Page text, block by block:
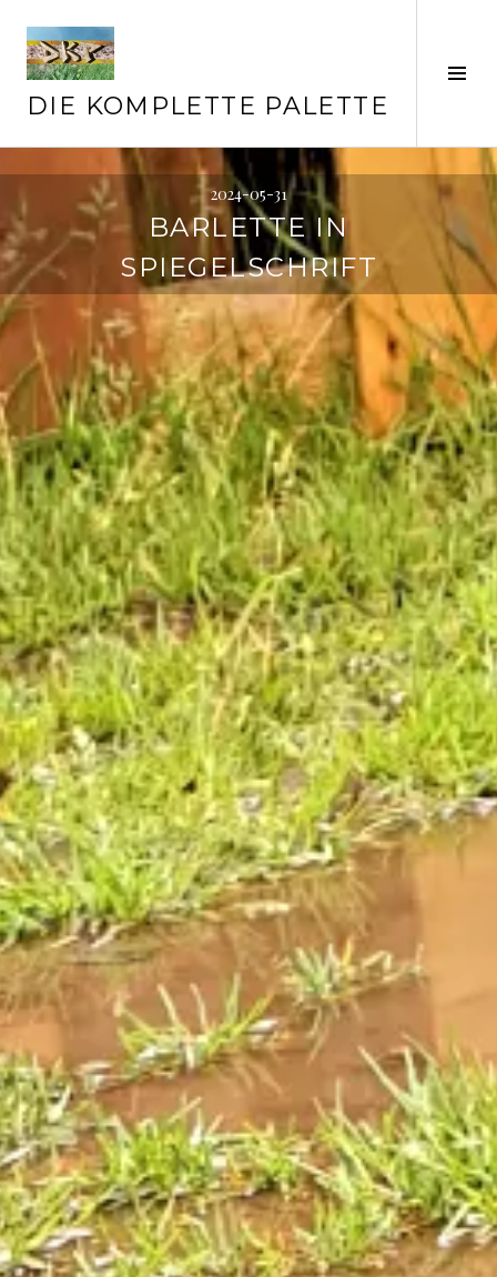
zum
Inhalt
DIE KOMPLETTE PALETTE
2024-05-31
BARLETTE IN
SPIEGELSCHRIFT